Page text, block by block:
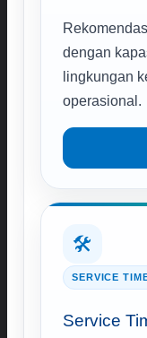
dengan
lingkungan
operasional.
🛠️
SERVICE
Service